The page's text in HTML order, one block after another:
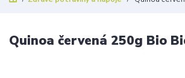
Quinoa červená 250g Bio